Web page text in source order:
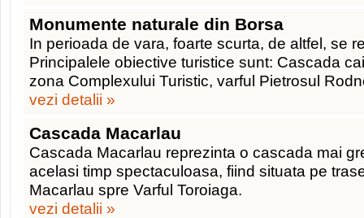
Monumente naturale din Borsa
In perioada de vara, foarte scurta, de altfel, se
Principalele obiective turistice sunt: Cascada
zona Complexului Turistic, varful Pietrosul
vezi detalii »
Cascada Macarlau
Cascada Macarlau reprezinta o cascada mai
acelasi timp spectaculoasa, fiind situata pe
Macarlau spre Varful Toroiaga.
vezi detalii »